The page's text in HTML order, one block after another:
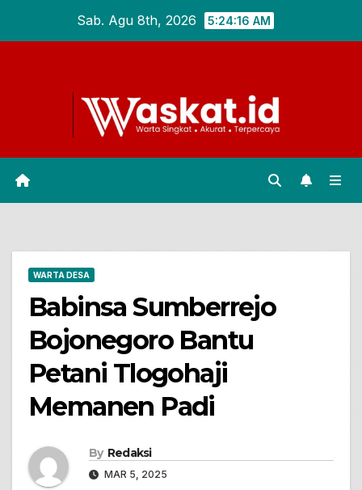
Sab. Agu 8th, 2026 5:24:17 AM
WARTA DESA
Babinsa Sumberrejo
Bojonegoro Bantu
Petani Tlogohaji
Memanen Padi
By Redaksi
MAR 5, 2025